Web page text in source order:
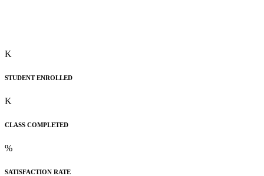
K
STUDENT ENROLLED
K
CLASS COMPLETED
%
SATISFACTION RATE